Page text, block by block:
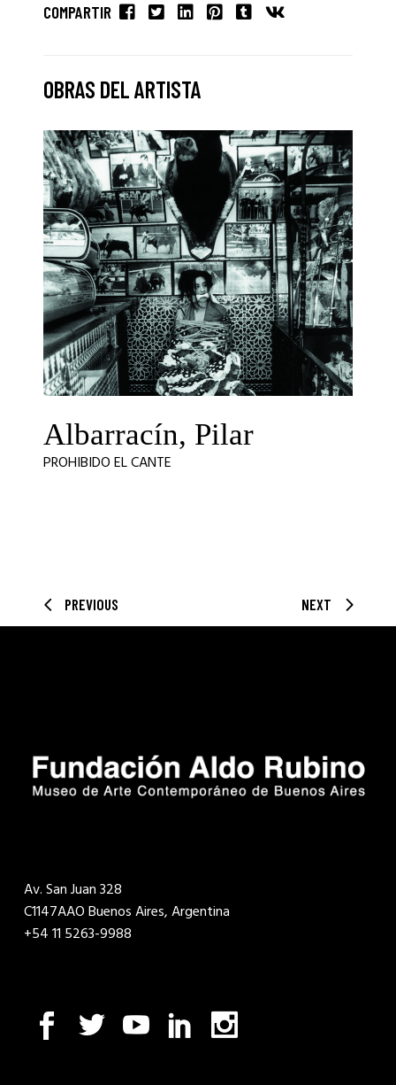
COMPARTIR
OBRAS DEL ARTISTA
Albarracín, Pilar
PROHIBIDO EL CANTE
PREVIOUS NEXT
Av. San Juan 328
C1147AAO Buenos Aires, Argentina
+54 11 5263-9988